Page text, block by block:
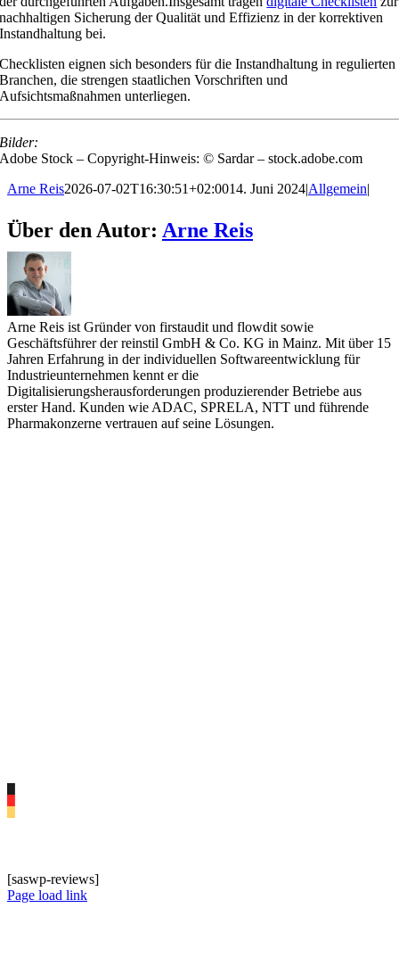
nachhaltigen Sicherung der Qualität und Effizienz in der korrektiven
Instandhaltung bei.
Checklisten eignen sich besonders für die Instandhaltung in regulierten
Branchen, die strengen staatlichen Vorschriften und
Aufsichtsmaßnahmen unterliegen.
Bilder:
Adobe Stock – Copyright-Hinweis: © Sardar – stock.adobe.com
Arne Reis2026-07-02T16:30:51+02:0014. Juni 2024|Allgemein|
Über den Autor: Arne Reis
Arne Reis ist Gründer von firstaudit und flowdit sowie
Geschäftsführer der reinstil GmbH & Co. KG in Mainz. Mit über 15
Jahren Erfahrung in der individuellen Softwareentwicklung für
Industrieunternehmen kennt er die
Digitalisierungsherausforderungen produzierender Betriebe aus
erster Hand. Kunden wie ADAC, SPRELA, NTT und führende
Pharmakonzerne vertrauen auf seine Lösungen.
[saswp-reviews]
Page load link